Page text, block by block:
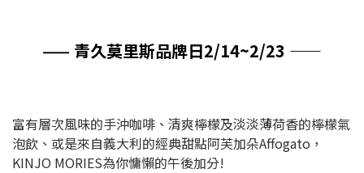
—— 青久莫里斯品牌日2/14~2/23 ——
富有層次風味的手沖咖啡、清爽檸檬及淡淡薄荷香的檸檬氣
泡飲、或是來自義大利的經典甜點阿芙加朵Affogato，
KINJO MORIES為你慵懶的午後加分!